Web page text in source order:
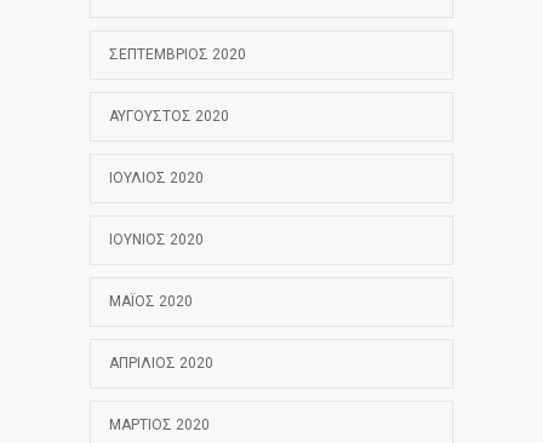
ΣΕΠΤΈΜΒΡΙΟΣ 2020
ΑΎΓΟΥΣΤΟΣ 2020
ΙΟΎΛΙΟΣ 2020
ΙΟΎΝΙΟΣ 2020
ΜΆΙΟΣ 2020
ΑΠΡΊΛΙΟΣ 2020
ΜΆΡΤΙΟΣ 2020